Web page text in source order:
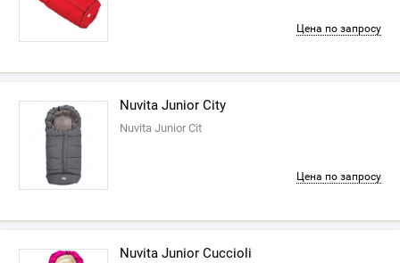
Цена по запросу
Nuvita Junior City
Nuvita Junior Cit
Цена по запросу
Nuvita Junior Cuccioli